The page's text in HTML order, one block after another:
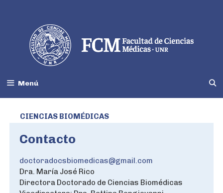
Menú
CIENCIAS BIOMÉDICAS
Contacto
doctoradocsbiomedicas@gmail.com
Dra. María José Rico
Directora Doctorado de Ciencias Biomédicas